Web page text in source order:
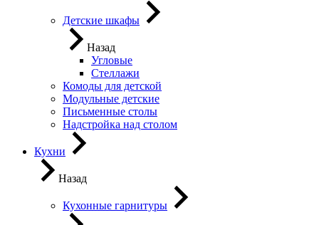
Детские шкафы
Назад
Угловые
Стеллажи
Комоды для детской
Модульные детские
Письменные столы
Надстройка над столом
Кухни
Назад
Кухонные гарнитуры